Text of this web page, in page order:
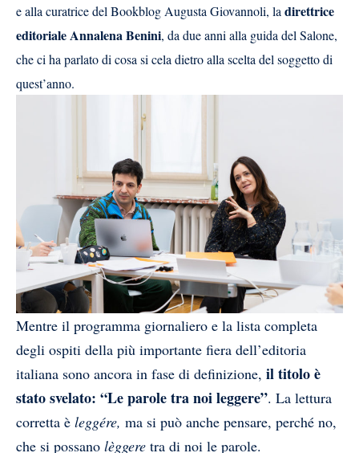
e alla curatrice del Bookblog Augusta Giovannoli, la direttrice
editoriale Annalena Benini, da due anni alla guida del Salone,
che ci ha parlato di cosa si cela dietro alla scelta del soggetto di
quest’anno.
Mentre il programma giornaliero e la lista completa
degli ospiti della più importante fiera dell’editoria
italiana sono ancora in fase di definizione, il titolo è
stato svelato: “Le parole tra noi leggere”. La lettura
corretta è leggére, ma si può anche pensare, perché no,
che si possano lèggere tra di noi le parole.